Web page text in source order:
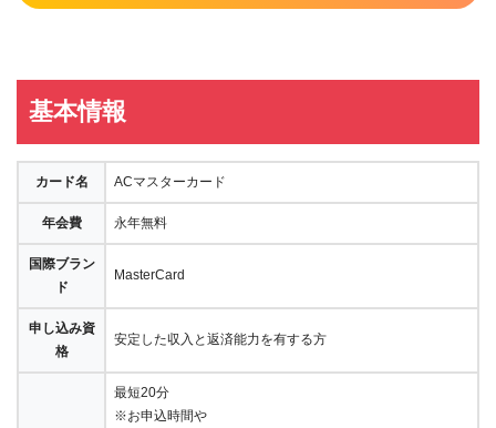
基本情報
カード名 ACマスターカード
年会費 永年無料
国際ブラン
ド
MasterCard
申し込み資
格
安定した収入と返済能力を有する方
最短20分
※お申込時間や